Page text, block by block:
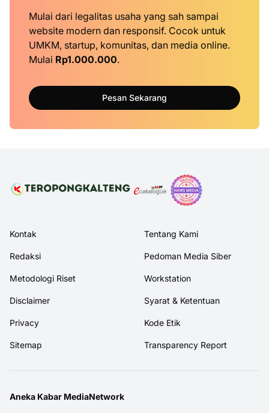
Mulai dari legalitas usaha yang sah sampai
website modern dan responsif. Cocok untuk
UMKM, startup, komunitas, dan media online.
Mulai Rp1.000.000.
Pesan Sekarang
Kontak Tentang Kami
Redaksi Pedoman Media Siber
Metodologi Riset Workstation
Disclaimer Syarat & Ketentuan
Privacy Kode Etik
Sitemap Transparency Report
Aneka Kabar MediaNetwork